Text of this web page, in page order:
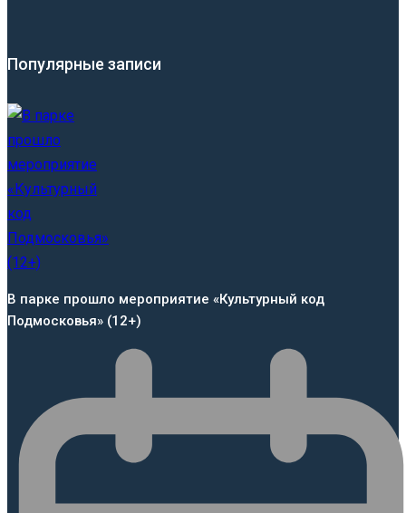
Популярные записи
В парке прошло мероприятие «Культурный код
Подмосковья» (12+)